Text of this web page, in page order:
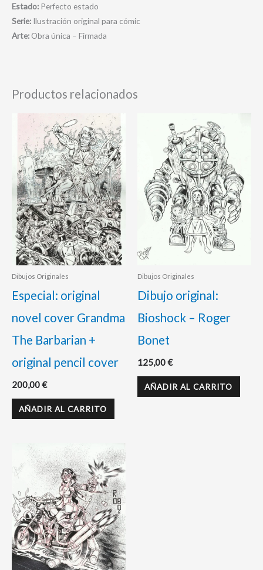
Estado: Perfecto estado
Serie: Ilustración original para cómic
Arte: Obra única – Firmada
Productos relacionados
Dibujos Originales
Especial: original
novel cover Grandma
The Barbarian +
original pencil cover
200,00€
AÑADIR AL CARRITO
Dibujos Originales
Dibujo original:
Bioshock – Roger
Bonet
125,00€
AÑADIR AL CARRITO